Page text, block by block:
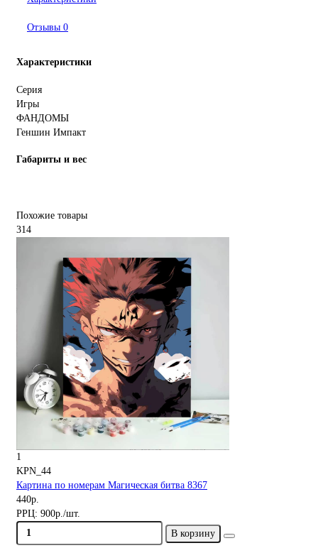
Отзывы 0
Характеристики
Серия
Игры
ФАНДОМЫ
Геншин Импакт
Габариты и вес
Похожие товары
314
1
KPN_44
Картина по номерам Магическая битва 8367
440р.
РРЦ: 900р./шт.
В корзину